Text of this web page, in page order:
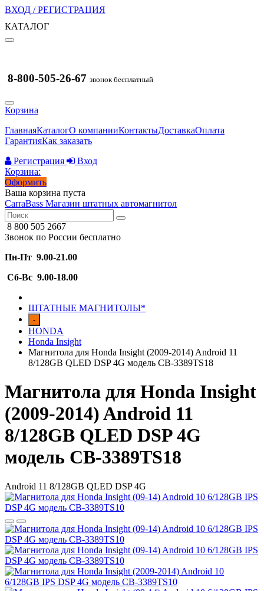
ВХОД / РЕГИСТРАЦИЯ
КАТАЛОГ
8-800-505-26-67 звонок бесплатный
Корзина
ГлавнаяКаталогО компанииКонтактыДоставкаОплата
ГарантияКак заказать
Регистрация
Вход
Корзина:
Оформить
Ваша корзина пуста
CarraBass Магазин штатных автомагнитол
8 800 505 2667
Звонок по России бесплатно
Пн-Пт 9.00-21.00
Сб-Вс 9.00-18.00
ШТАТНЫЕ МАГНИТОЛЫ*
-
HONDA
Honda Insight
Магнитола для Honda Insight (2009-2014) Android 11
8/128GB QLED DSP 4G модель CB-3389TS18
Магнитола для Honda Insight
(2009-2014) Android 11
8/128GB QLED DSP 4G
модель CB-3389TS18
Android 11 8/128GB QLED DSP 4G